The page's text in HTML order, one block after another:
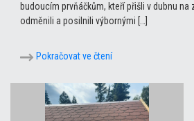
budoucím prvňáčkům, kteří přišli v dubnu na
odměnili a posilnili výbornými […]
Pokračovat ve čtení